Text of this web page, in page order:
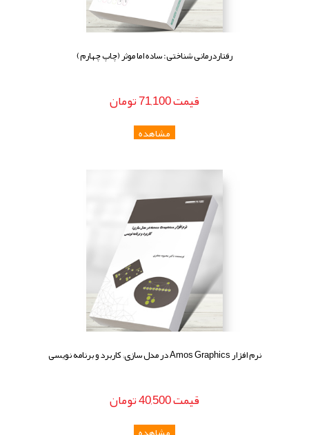
رفتاردرمانی شناختی: ساده اما موثر (چاپ چهارم)
قيمت71,100تومان
نرم افزار Amos Graphics در مدل سازی; کاربرد و برنامه نویسی
قيمت40,500تومان